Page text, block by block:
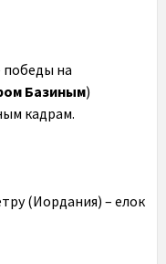
победы на
Базиным)
кадрам.
(Иордания) – елок